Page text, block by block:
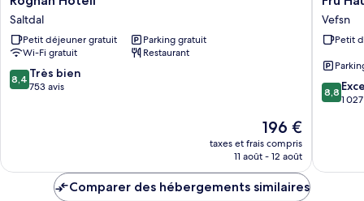
Hotell
Saltdal
Saltdal
Petit déjeuner gratuit
Parking gratuit
Wi-Fi gratuit
Restaurant
8.4
sur
8,4 Très bien
753 avis
Le
nouveau
prix
de
196 €
taxes et frais compris
11 août - 12 août
Hotel
Vefsn
Vefsn
Petit
8.8
sur
8,8
1
Comparer des hébergements similaires